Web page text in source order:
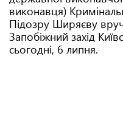
виконавця)
Підозру Ширяєву
Запобіжний захід
сьогодні, 6 липня.